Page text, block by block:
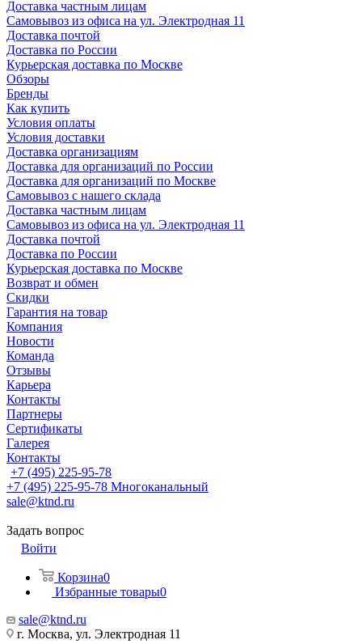
Доставка частным лицам
Самовывоз из офиса на ул. Электродная 11
Доставка почтой
Доставка по России
Курьерская доставка по Москве
Обзоры
Бренды
Как купить
Условия оплаты
Условия доставки
Доставка организациям
Доставка для организаций по России
Доставка для организаций по Москве
Самовывоз с нашего склада
Доставка частным лицам
Самовывоз из офиса на ул. Электродная 11
Доставка почтой
Доставка по России
Курьерская доставка по Москве
Возврат и обмен
Скидки
Гарантия на товар
Компания
Новости
Команда
Отзывы
Карьера
Контакты
Партнеры
Сертификаты
Галерея
Контакты
+7 (495) 225-95-78
+7 (495) 225-95-78 Многоканальный
sale@ktnd.ru
Задать вопрос
Войти
Корзина0
Избранные товары0
sale@ktnd.ru
г. Москва, ул. Электродная 11